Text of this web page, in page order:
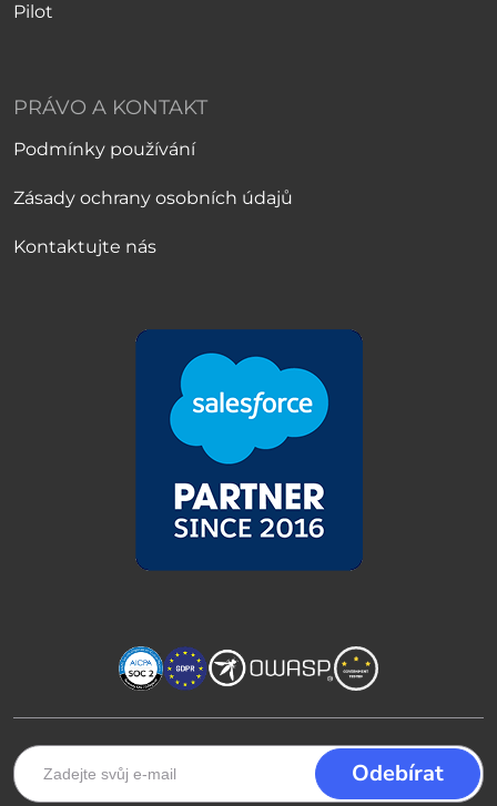
Pilot
PRÁVO A KONTAKT
Podmínky používání
Zásady ochrany osobních údajů
Kontaktujte nás